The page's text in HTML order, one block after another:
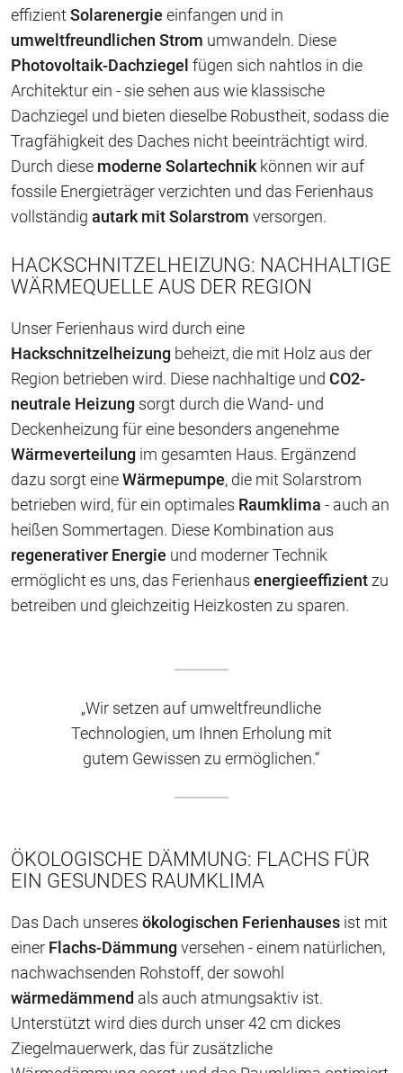
effizient Solarenergie einfangen und in
umweltfreundlichen Strom umwandeln. Diese
Photovoltaik-Dachziegel fügen sich nahtlos in die
Architektur ein - sie sehen aus wie klassische
Dachziegel und bieten dieselbe Robustheit, sodass die
Tragfähigkeit des Daches nicht beeinträchtigt wird.
Durch diese moderne Solartechnik können wir auf
fossile Energieträger verzichten und das Ferienhaus
vollständig autark mit Solarstrom versorgen.
HACKSCHNITZELHEIZUNG: NACHHALTIGE
WÄRMEQUELLE AUS DER REGION
Unser Ferienhaus wird durch eine
Hackschnitzelheizung beheizt, die mit Holz aus der
Region betrieben wird. Diese nachhaltige und CO2-
neutrale Heizung sorgt durch die Wand- und
Deckenheizung für eine besonders angenehme
Wärmeverteilung im gesamten Haus. Ergänzend
dazu sorgt eineWärmepumpe, die mit Solarstrom
betrieben wird, für ein optimales Raumklima - auch an
heißen Sommertagen. Diese Kombination aus
regenerativer Energie und moderner Technik
ermöglicht es uns, das Ferienhaus energieeffizient zu
betreiben und gleichzeitig Heizkosten zu sparen.
„Wir setzen auf umweltfreundliche
Technologien, um Ihnen Erholung mit
gutem Gewissen zu ermöglichen.“
ÖKOLOGISCHE DÄMMUNG: FLACHS FÜR
EIN GESUNDES RAUMKLIMA
Das Dach unseres ökologischen Ferienhauses ist mit
einer Flachs-Dämmungversehen - einem natürlichen,
nachwachsenden Rohstoff, der sowohl
wärmedämmend als auch atmungsaktiv ist.
Unterstützt wird dies durch unser 42 cm dickes
Ziegelmauerwerk, das für zusätzliche